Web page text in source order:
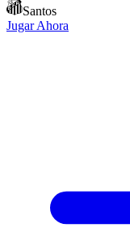
Santos
Jugar Ahora